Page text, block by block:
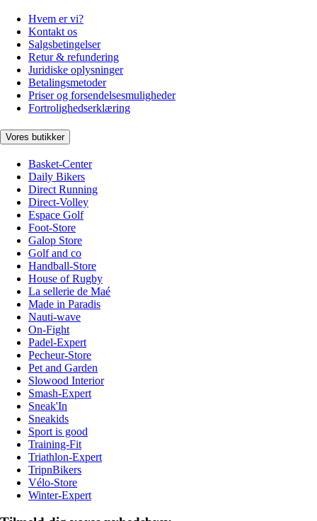
Hvem er vi?
Kontakt os
Salgsbetingelser
Retur & refundering
Juridiske oplysninger
Betalingsmetoder
Priser og forsendelsesmuligheder
Fortrolighedserklæring
Vores butikker
Basket-Center
Daily Bikers
Direct Running
Direct-Volley
Espace Golf
Foot-Store
Galop Store
Golf and co
Handball-Store
House of Rugby
La sellerie de Maé
Made in Paradis
Nauti-wave
On-Fight
Padel-Expert
Pecheur-Store
Pet and Garden
Slowood Interior
Smash-Expert
Sneak'In
Sneakids
Sport is good
Training-Fit
Triathlon-Expert
TripnBikers
Vélo-Store
Winter-Expert